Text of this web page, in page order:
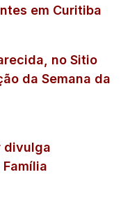
em Curitiba
no Sitio
da Semana da
divulga